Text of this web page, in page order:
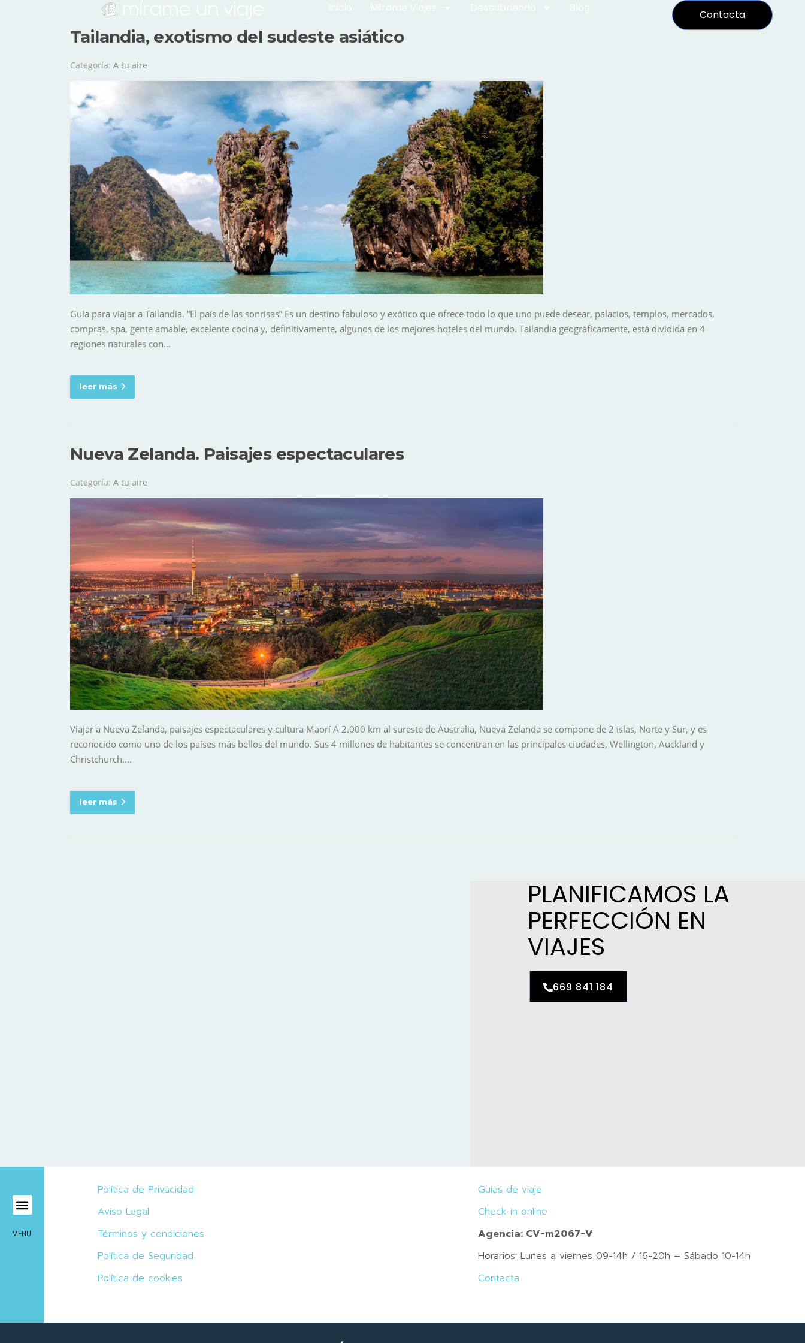
Contacta
Tailandia, exotismo del sudeste asiático
Categoría: A tu aire
Guía para viajar a Tailandia. “El país de las sonrisas” Es un destino fabuloso y exótico que ofrece todo lo que uno puede desear, palacios, templos, mercados,
compras, spa, gente amable, excelente cocina y, definitivamente, algunos de los mejores hoteles del mundo. Tailandia geográficamente, está dividida en 4
regiones naturales con…
leer más
Nueva Zelanda. Paisajes espectaculares
Categoría: A tu aire
Viajar a Nueva Zelanda, paisajes espectaculares y cultura Maorí A 2.000 km al sureste de Australia, Nueva Zelanda se compone de 2 islas, Norte y Sur, y es
reconocido como uno de los países más bellos del mundo. Sus 4 millones de habitantes se concentran en las principales ciudades, Wellington, Auckland y
Christchurch….
leer más
PLANIFICAMOS LA
PERFECCIÓN EN
VIAJES
669 841 184
MENU
Política de Privacidad
Aviso Legal
Términos y condiciones
Política de Seguridad
Política de cookies
Guías de viaje
Check-in online
Agencia: CV-m2067-V
Horarios: Lunes a viernes 09-14h / 16-20h – Sábado 10-14h
Contacta